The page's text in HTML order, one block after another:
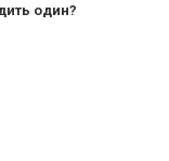
один?
от 10 лет и